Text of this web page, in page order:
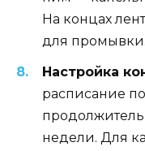
На концах
для промывки.
Настройка
расписание
недели. Для